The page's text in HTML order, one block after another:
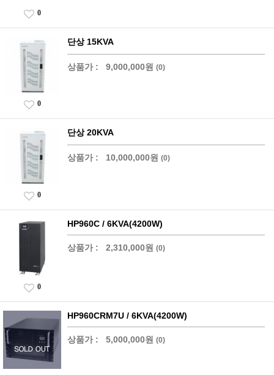
0
단상 15KVA
상품가 : 9,000,000원 (0)
0
단상 20KVA
상품가 : 10,000,000원 (0)
0
HP960C / 6KVA(4200W)
상품가 : 2,310,000원 (0)
0
HP960CRM7U / 6KVA(4200W)
상품가 : 5,000,000원 (0)